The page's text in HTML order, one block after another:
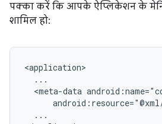
पक्का करें कि आपके ऐप्लिकेशन के
शामिल हो:
<meta-data
...